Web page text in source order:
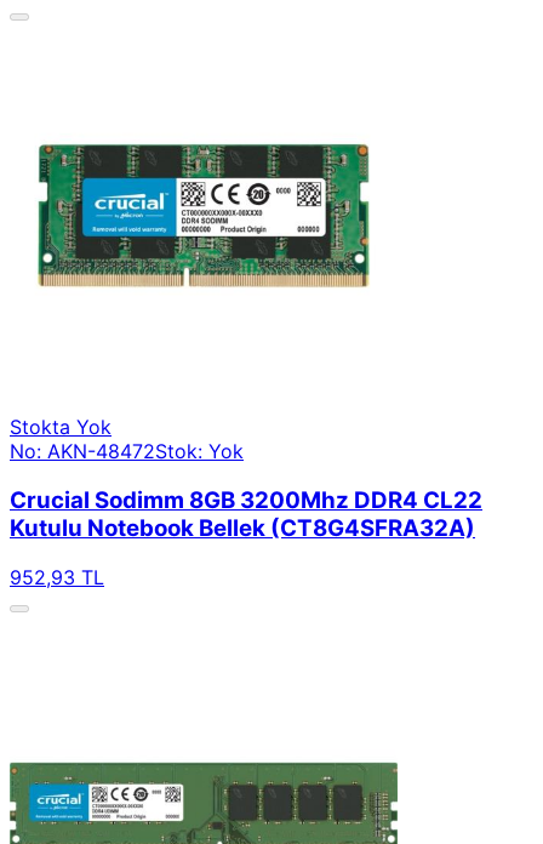
Stokta Yok
No: AKN-48472Stok: Yok
Crucial Sodimm 8GB 3200Mhz DDR4 CL22
Kutulu Notebook Bellek (CT8G4SFRA32A)
952,93 TL